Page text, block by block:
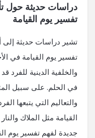
دراسات حديثة حول
تفسير يوم القيامة
تشير دراسات حديثة إلى
تفسير يوم القيامة في
والخلفية الدينية للفرد
في الحلم. على سبيل
والتعاليم التي يتبعها
القيامة مثل الملاك
جديدة لفهم تفسير يوم